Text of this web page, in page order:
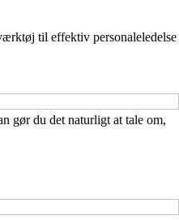
til effektiv personaleledelse
gør du det naturligt at tale om,